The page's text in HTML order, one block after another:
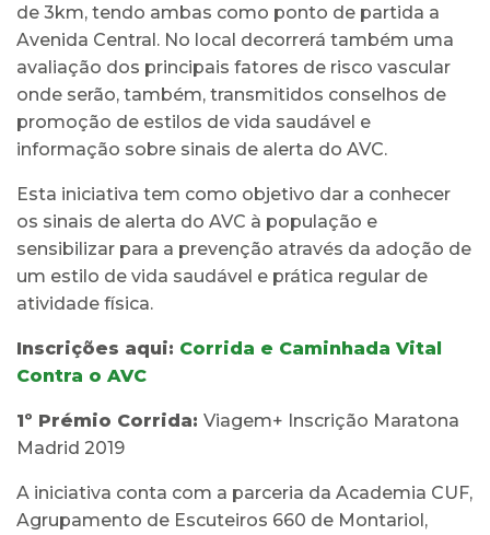
de 3km, tendo ambas como ponto de partida a
Avenida Central. No local decorrerá também uma
avaliação dos principais fatores de risco vascular
onde serão, também, transmitidos conselhos de
promoção de estilos de vida saudável e
informação sobre sinais de alerta do AVC.
Esta iniciativa tem como objetivo dar a conhecer
os sinais de alerta do AVC à população e
sensibilizar para a prevenção através da adoção de
um estilo de vida saudável e prática regular de
atividade física.
Inscrições aqui: Corrida e Caminhada Vital
Contra o AVC
1º Prémio Corrida: Viagem+ Inscrição Maratona
Madrid 2019
A iniciativa conta com a parceria da Academia CUF,
Agrupamento de Escuteiros 660 de Montariol,